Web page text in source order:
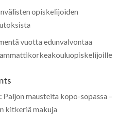
opiskelijoiden
vuotta edunvalvontaa
: Paljon mausteita kopo-sopassa –
kitkeriä makuja